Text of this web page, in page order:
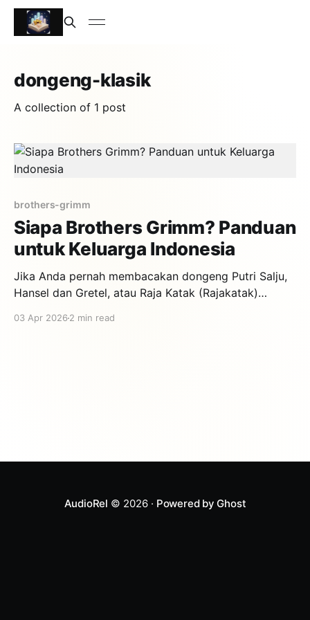
dongeng-klasik
A collection of 1 post
brothers-grimm
Siapa Brothers Grimm? Panduan
untuk Keluarga Indonesia
Jika Anda pernah membacakan dongeng Putri Salju,
Hansel dan Gretel, atau Raja Katak (Rajakatak)
karya Brothers Grimm — dua bersaudara dari Jerman
03 Apr 2026 2 min read
AudioRel © 2026 · Powered by Ghost